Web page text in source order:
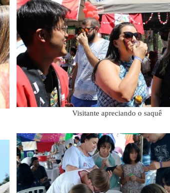
Visitante apreciando o saquê